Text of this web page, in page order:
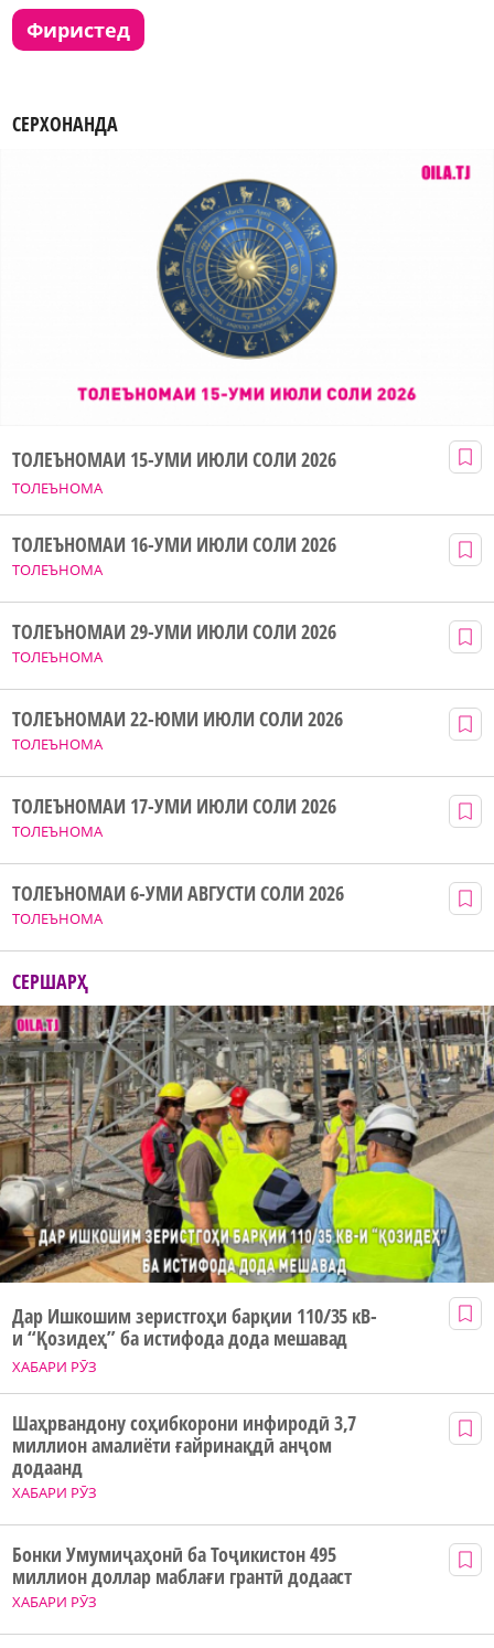
фиристед
СЕРХОНАНДА
ТОЛЕЪНОМА
ТОЛЕЪНОМАИ 15-УМИ ИЮЛИ СОЛИ 2026
ТОЛЕЪНОМА
ТОЛЕЪНОМАИ 16-УМИ ИЮЛИ СОЛИ 2026
ТОЛЕЪНОМА
ТОЛЕЪНОМАИ 29-УМИ ИЮЛИ СОЛИ 2026
ТОЛЕЪНОМА
ТОЛЕЪНОМАИ 22-ЮМИ ИЮЛИ СОЛИ 2026
ТОЛЕЪНОМА
ТОЛЕЪНОМАИ 17-УМИ ИЮЛИ СОЛИ 2026
ТОЛЕЪНОМА
ТОЛЕЪНОМАИ 6-УМИ АВГУСТИ СОЛИ 2026
СЕРШАРҲ
ХАБАРИ РӮЗ
Дар Ишкошим зеристгоҳи барқии 110/35 кВ-
и “Қозидеҳ” ба истифода дода мешавад
ХАБАРИ РӮЗ
Шаҳрвандону соҳибкорони инфиродӣ 3,7
миллион амалиёти ғайринақдӣ анҷом
додаанд
ХАБАРИ РӮЗ
Бонки Умумиҷаҳонӣ ба Тоҷикистон 495
миллион доллар маблағи грантӣ додааст